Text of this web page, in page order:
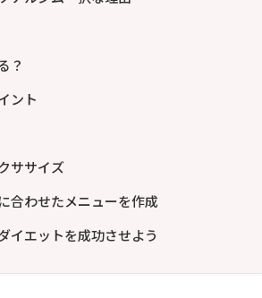
？
ント
ササイズ
合わせたメニューを作成
イエットを成功させよう